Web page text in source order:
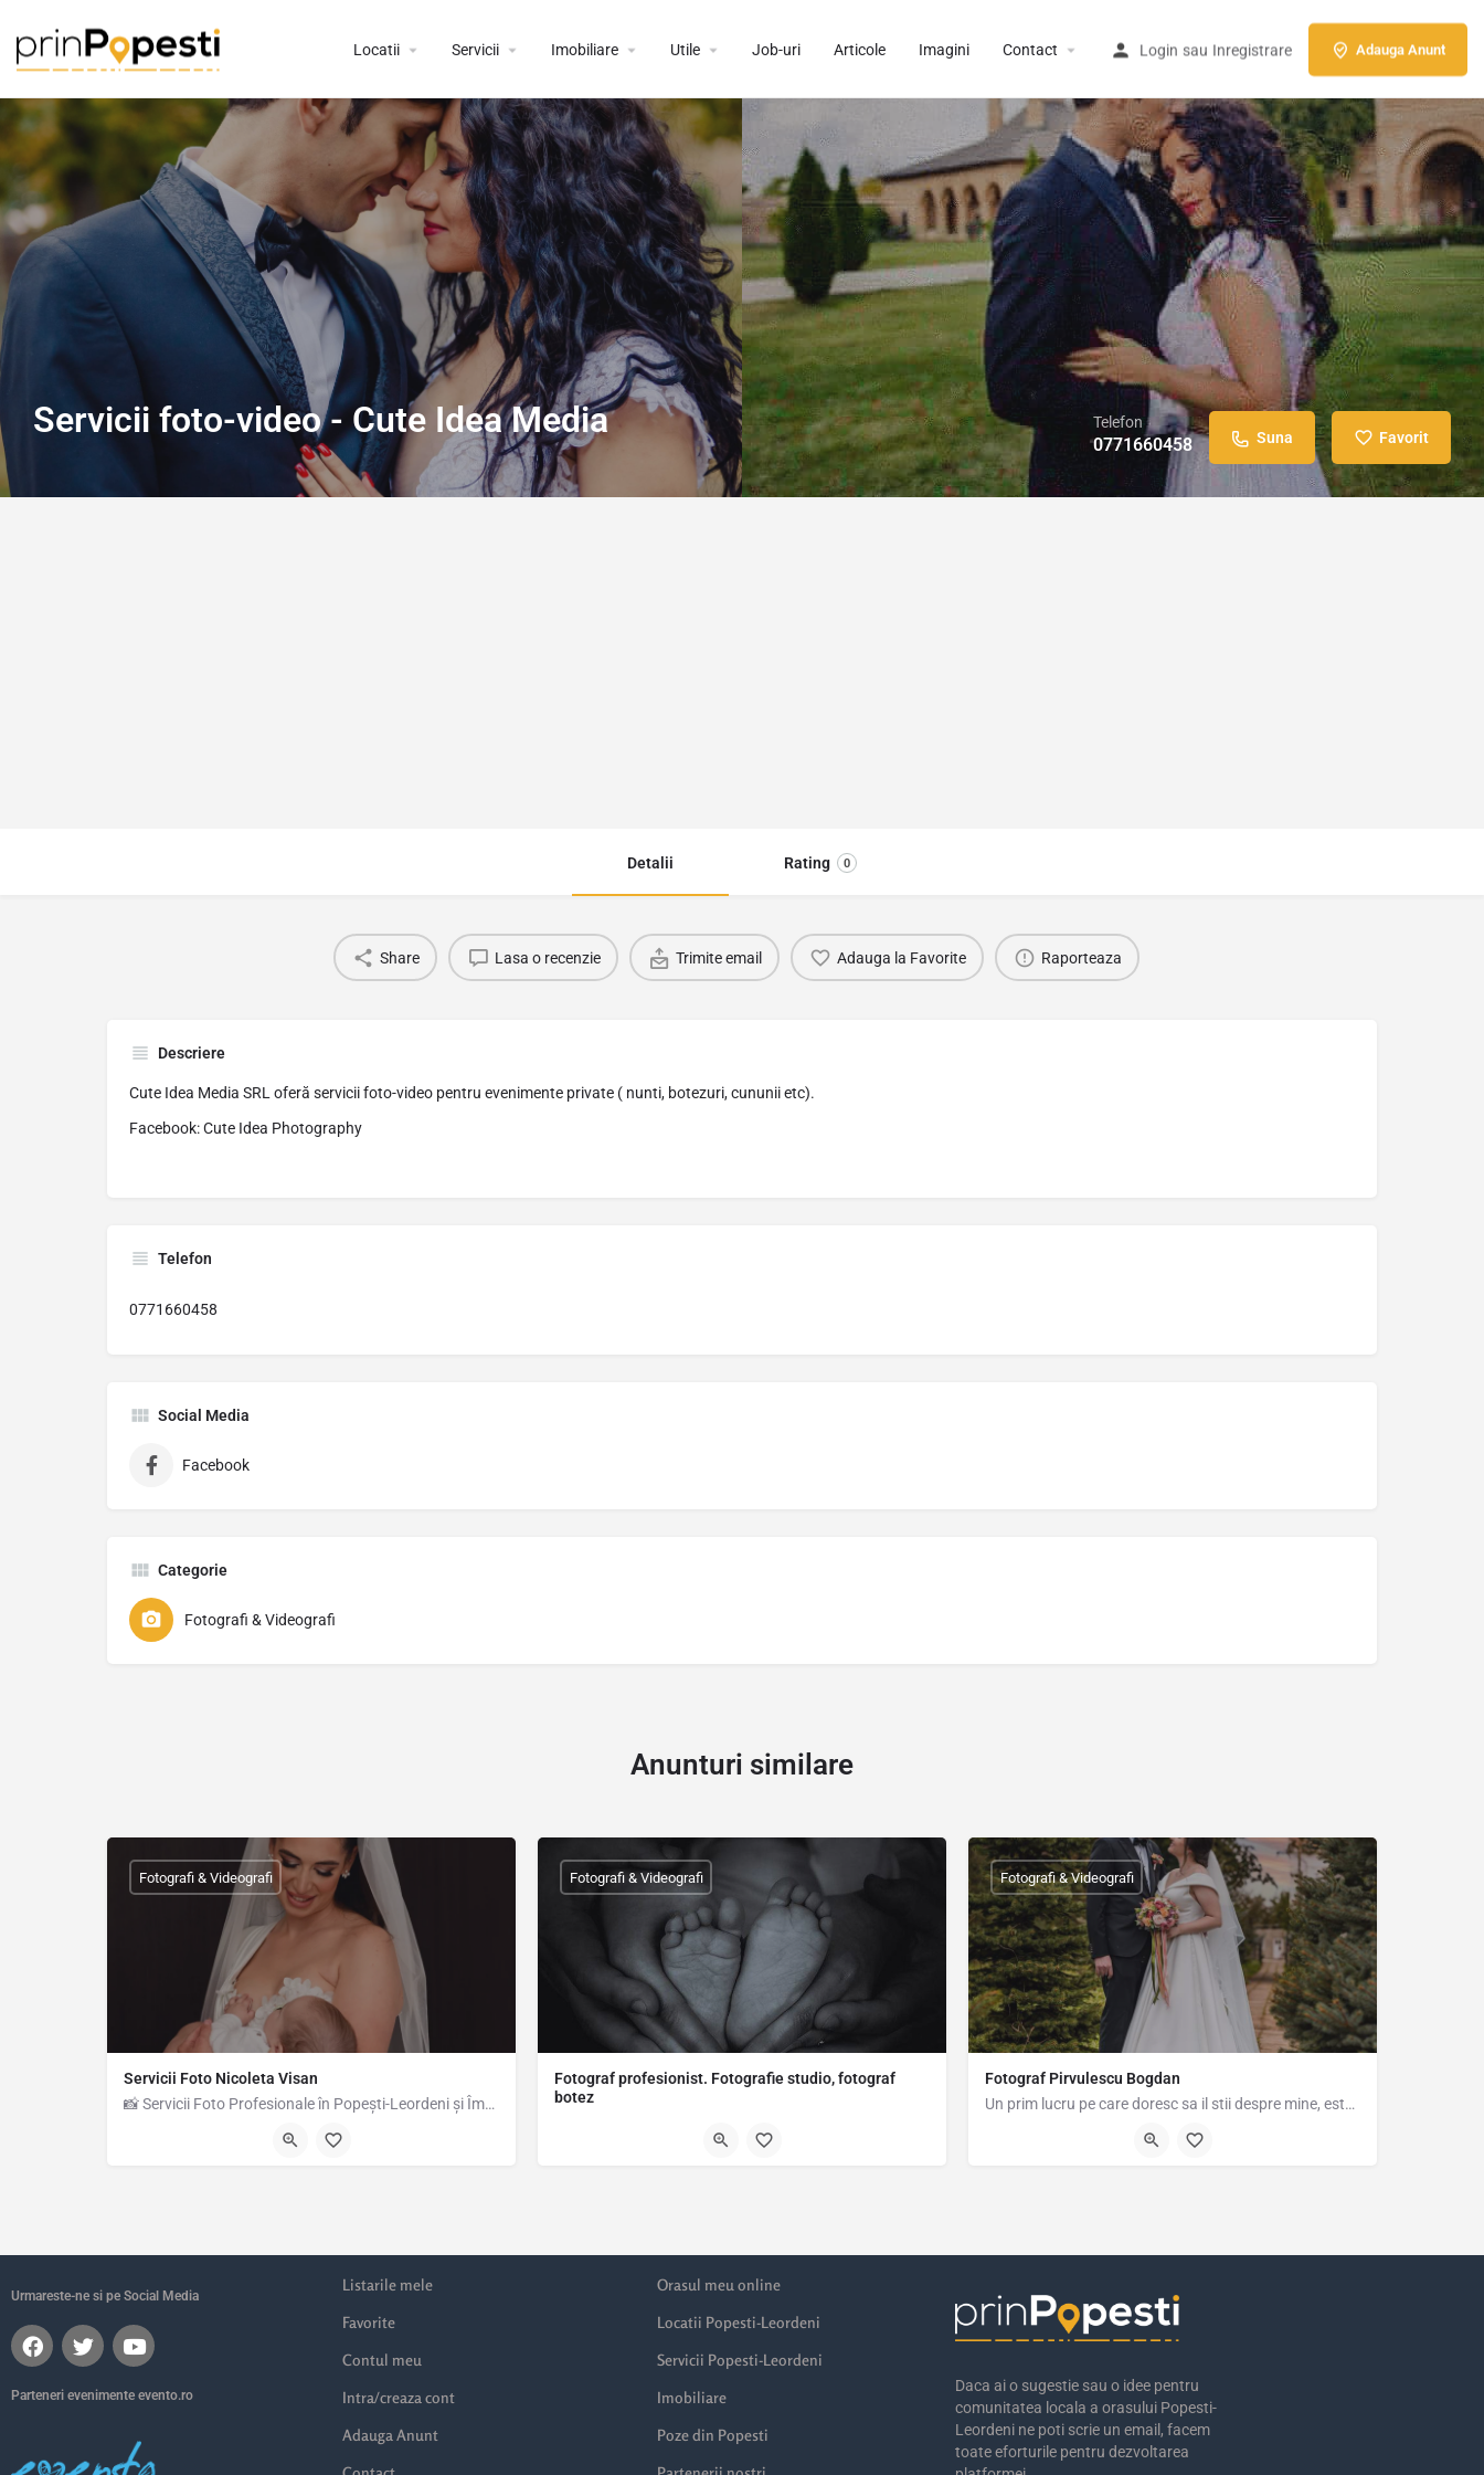
Locatii Servicii Imobiliare Utile Job-uri Articole Imagini Contact Login sau Inregistrare Adauga Anunt
Servicii foto-video - Cute Idea Media Telefon
0771660458 Suna Favorit
Detalii Rating 0
Share Lasa o recenzie Trimite email Adauga la Favorite Raporteaza
Descriere
Cute Idea Media SRL oferă servicii foto-video pentru evenimente private ( nunti, botezuri, cununii etc).
Facebook: Cute Idea Photography
Telefon
0771660458
Social Media
Facebook
Categorie
Fotografi & Videografi
Anunturi similare
Servicii Foto Nicoleta Visan
📸 Servicii Foto Profesionale în Popești-Leordeni și Împrejurimi Sunt fotograf pasionat, cu experiență în…
Fotografi & Videografi
Fotograf profesionist. Fotografie studio, fotograf
botez
Fotografi & Videografi
Fotograf Pirvulescu Bogdan
Un prim lucru pe care doresc sa il stii despre mine, este ca eu sunt un fotograf care face parte din acest…
Fotografi & Videografi
Urmareste-ne si pe Social Media
Parteneri evenimente evento.ro
Listarile mele
Favorite
Contul meu
Intra/creaza cont
Adauga Anunt
Orasul meu online
Locatii Popesti-Leordeni
Servicii Popesti-Leordeni
Imobiliare
Poze din Popesti
Daca ai o sugestie sau o idee pentru
comunitatea locala a orasului Popesti-
Leordeni ne poti scrie un email, facem
toate eforturile pentru dezvoltarea